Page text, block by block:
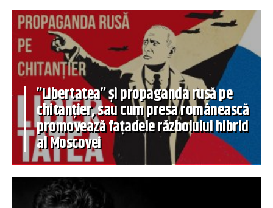
”Libertatea” și propaganda rusă pe
chitanțier, sau cum presa românească
promovează fațadele războiului hibrid
al Moscovei